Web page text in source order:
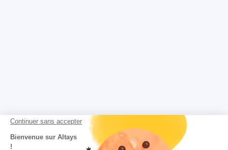
Continuer sans accepter
Bienvenue sur Altays
!